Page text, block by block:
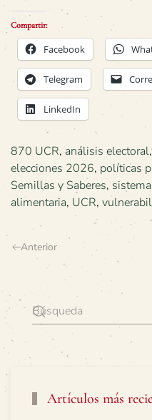
Compartir:
Facebook
Telegram
LinkedIn
870 UCR, análisis electoral,
elecciones 2026, políticas
Semillas y Saberes,
alimentaria, UCR,
Anterior
Artículos más